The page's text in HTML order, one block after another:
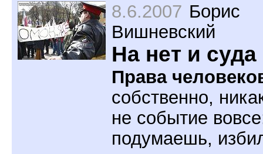
8.6.2007 Борис
Вишневский
На нет и суда
Права
собственно,
не событие
подумаешь,